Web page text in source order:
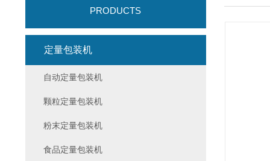
PRODUCTS
定量包装机
自动定量包装机
颗粒定量包装机
粉末定量包装机
食品定量包装机